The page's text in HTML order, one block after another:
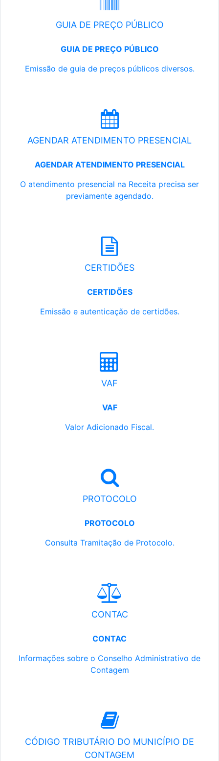
GUIA DE PREÇO PÚBLICO
GUIA DE PREÇO PÚBLICO
Emissão de guia de preços públicos diversos.
AGENDAR ATENDIMENTO PRESENCIAL
AGENDAR ATENDIMENTO PRESENCIAL
O atendimento presencial na Receita precisa ser
previamente agendado.
CERTIDÕES
CERTIDÕES
Emissão e autenticação de certidões.
VAF
VAF
Valor Adicionado Fiscal.
PROTOCOLO
PROTOCOLO
Consulta Tramitação de Protocolo.
CONTAC
CONTAC
Informações sobre o Conselho Administrativo de
Contagem
CÓDIGO TRIBUTÁRIO DO MUNICÍPIO DE
CONTAGEM